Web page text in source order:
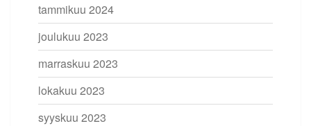
tammikuu 2024
joulukuu 2023
marraskuu 2023
lokakuu 2023
syyskuu 2023